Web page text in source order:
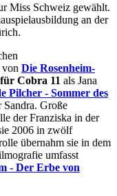
Miss Schweiz gewählt.
an der
von Die Rosenheim-
Cobra 11 als Jana
Pilcher - Sommer des
Sandra. Große
der Franziska in der
2006 in zwölf
übernahm sie in dem
umfasst
- Der Erbe von